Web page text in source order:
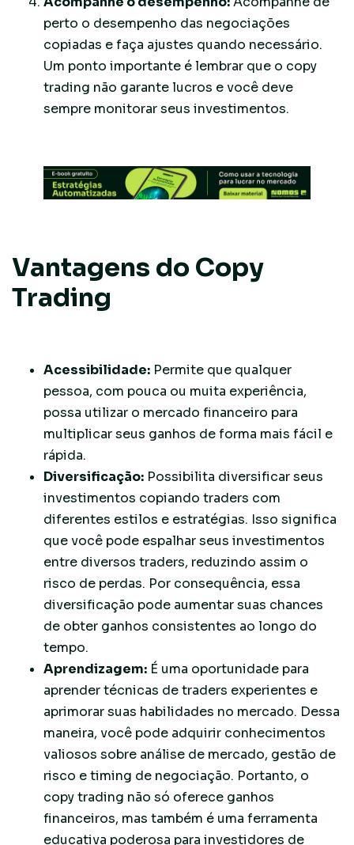
perto o desempenho das negociações
copiadas e faça ajustes quando necessário.
Um ponto importante é lembrar que o copy
trading não garante lucros e você deve
sempre monitorar seus investimentos.
Vantagens do Copy
Trading
Acessibilidade: Permite que qualquer
pessoa, com pouca ou muita experiência,
possa utilizar o mercado financeiro para
multiplicar seus ganhos de forma mais fácil e
rápida.
Diversificação: Possibilita diversificar seus
investimentos copiando traders com
diferentes estilos e estratégias. Isso significa
que você pode espalhar seus investimentos
entre diversos traders, reduzindo assim o
risco de perdas. Por consequência, essa
diversificação pode aumentar suas chances
de obter ganhos consistentes ao longo do
tempo.
Aprendizagem: É uma oportunidade para
aprender técnicas de traders experientes e
aprimorar suas habilidades no mercado. Dessa
maneira, você pode adquirir conhecimentos
valiosos sobre análise de mercado, gestão de
risco e timing de negociação. Portanto, o
copy trading não só oferece ganhos
financeiros, mas também é uma ferramenta
educativa poderosa para investidores de